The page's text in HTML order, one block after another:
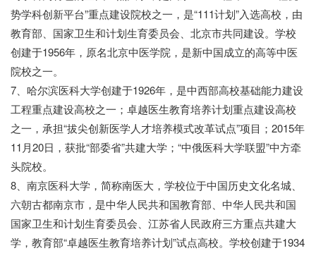
势学科创新平台”重点建设院校之一，是“111计划”入选高校，由
教育部、国家卫生和计划生育委员会、北京市共同建设。学校
创建于1956年，原名北京中医学院，是新中国成立的高等中医
院校之一。
7、哈尔滨医科大学创建于1926年，是中西部高校基础能力建设
工程重点建设高校之一；卓越医生教育培养计划重点建设高校
之一，承担“拔尖创新医学人才培养模式改革试点”项目；2015年
11月20日，获批“部委省”共建大学；“中俄医科大学联盟”中方牵
头院校。
8、南京医科大学，简称南医大，学校位于中国历史文化名城、
六朝古都南京市，是中华人民共和国教育部、中华人民共和国
国家卫生和计划生育委员会、江苏省人民政府三方重点共建大
学，教育部“卓越医生教育培养计划”试点高校。学校创建于1934